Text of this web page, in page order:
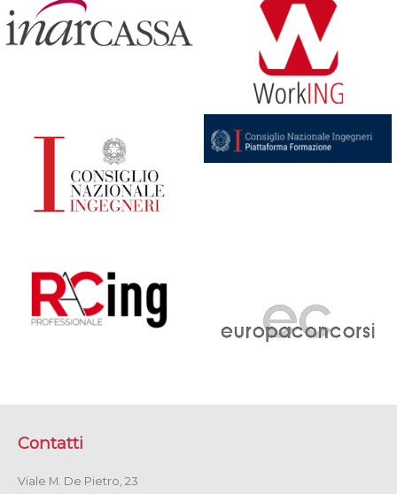
Contatti
Viale M. De Pietro, 23